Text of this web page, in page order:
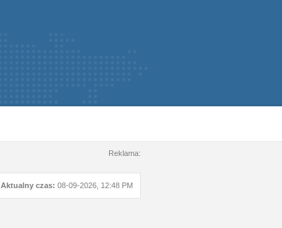
Reklama:
Aktualny czas: 08-09-2026, 12:48 PM